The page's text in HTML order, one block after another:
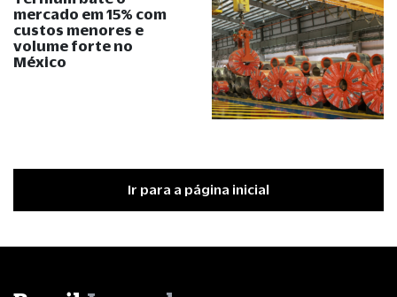
mercado em 15% com
custos menores e
volume forte no
México
Ir para a página inicial